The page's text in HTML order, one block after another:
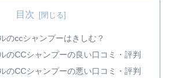
目次
のccシャンプーはきしむ？
のCCシャンプーの良い口コミ・評判
のCCシャンプーの悪い口コミ・評判